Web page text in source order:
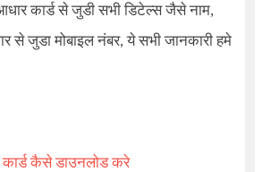
कार्ड से जुडी सभी डिटेल्स जैसे नाम,
से जुडा मोबाइल नंबर, ये सभी जानकारी हमे
कैसे डाउनलोड करे